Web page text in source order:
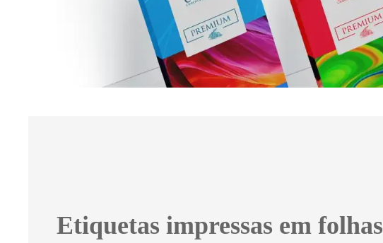
Etiquetas impressas em folhas